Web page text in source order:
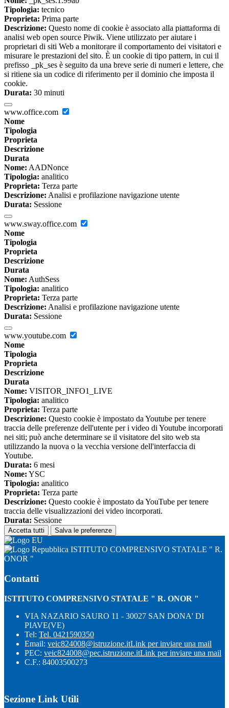
Tipologia: tecnico
Proprieta: Prima parte
Descrizione: Questo nome di cookie è associato alla piattaforma di
analisi web open source Piwik. Viene utilizzato per aiutare i
proprietari di siti Web a monitorare il comportamento dei visitatori e
misurare le prestazioni del sito. È un cookie di tipo pattern, in cui il
prefisso _pk_ses è seguito da una breve serie di numeri e lettere, che
si ritiene sia un codice di riferimento per il dominio che imposta il
cookie.
Durata: 30 minuti
www.office.com
Nome
Tipologia
Proprieta
Descrizione
Durata
Nome: AADNonce
Tipologia: analitico
Proprieta: Terza parte
Descrizione: Analisi e profilazione navigazione utente
Durata: Sessione
www.sway.office.com
Nome
Tipologia
Proprieta
Descrizione
Durata
Nome: AuthSess
Tipologia: analitico
Proprieta: Terza parte
Descrizione: Analisi e profilazione navigazione utente
Durata: Sessione
www.youtube.com
Nome
Tipologia
Proprieta
Descrizione
Durata
Nome: VISITOR_INFO1_LIVE
Tipologia: analitico
Proprieta: Terza parte
Descrizione: Questo cookie è impostato da Youtube per tenere
traccia delle preferenze dell'utente per i video di Youtube incorporati
nei siti; può anche determinare se il visitatore del sito web sta
utilizzando la nuova o la vecchia versione dell'interfaccia di
Youtube.
Durata: 6 mesi
Nome: YSC
Tipologia: analitico
Proprieta: Terza parte
Descrizione: Questo cookie è impostato da YouTube per tenere
traccia delle visualizzazioni dei video incorporati.
Durata: Sessione
Accetta tutti Salva le preferenze
ISTITUTO COMPRENSIVO STATALE " R.
ONOR "
Contatti
ISTITUTO COMPRENSIVO STATALE " R. ONOR "
VIA NAZARIO SAURO 11 - 30027 SAN DONA' DI
PIAVE(VE)
Tel: Tel. 0421590350
Email: veic824008@istruzione.itLink per inviare una mail
PEC: veic824008@pec.istruzione.itLink per inviare una mail
C.F.: 84003500273
Sezione Link Utili